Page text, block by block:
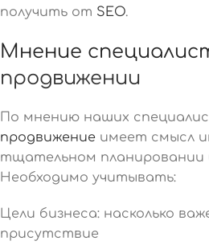
получить от SEO.
Мнение
продвижении
По мнению наших
продвижение имеет смысл
тщательном планировании
Необходимо учитывать:
Цели бизнеса: насколько
присутствие